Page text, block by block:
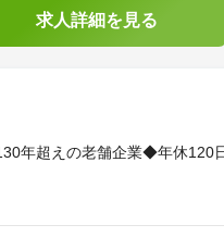
求人詳細を見る
年超えの老舗企業◆年休120